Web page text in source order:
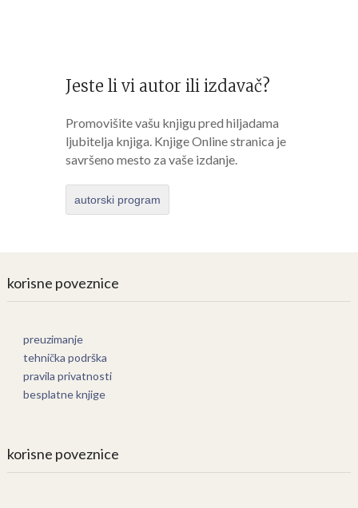
Jeste li vi autor ili izdavač?
Promovišite vašu knjigu pred hiljadama
ljubitelja knjiga. Knjige Online stranica je
savršeno mesto za vaše izdanje.
autorski program
korisne poveznice
preuzimanje
tehnička podrška
pravila privatnosti
besplatne knjige
korisne poveznice